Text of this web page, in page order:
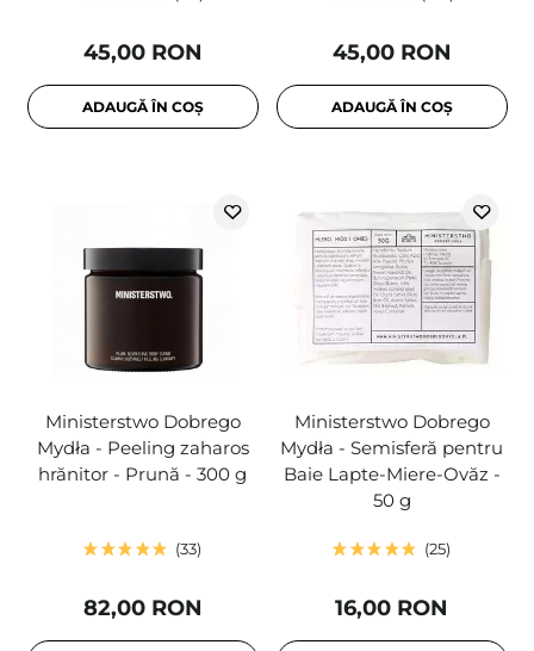
45,00 RON
ADAUGĂ ÎN COȘ
45,00 RON
ADAUGĂ ÎN COȘ
Ministerstwo Dobrego
Mydła - Peeling zaharos
hrănitor - Prună - 300 g
33
82,00 RON
Ministerstwo Dobrego
Mydła - Semisferă pentru
Baie Lapte-Miere-Ovăz -
50 g
25
16,00 RON